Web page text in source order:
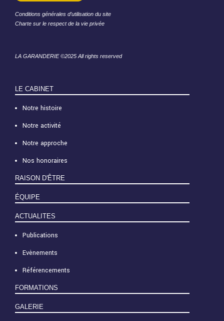
Conditions générales d’utilisation du site
Charte sur le respect de la vie privée
LA GARANDERIE ©2025 All rights reserved
LE CABINET
Notre histoire
Notre activité
Notre approche
Nos honoraires
RAISON D'ÊTRE
ÉQUIPE
ACTUALITES
Publications
Evènements
Référencements
FORMATIONS
GALERIE